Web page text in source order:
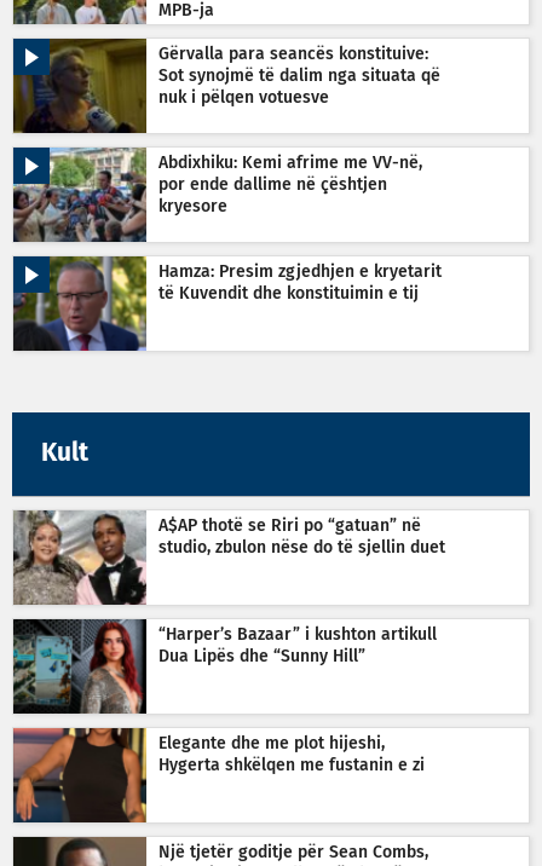
MPB-ja
Gërvalla para seancës konstituive:
Sot synojmë të dalim nga situata që
nuk i pëlqen votuesve
Abdixhiku: Kemi afrime me VV-në,
por ende dallime në çështjen
kryesore
Hamza: Presim zgjedhjen e kryetarit
të Kuvendit dhe konstituimin e tij
Kult
A$AP thotë se Riri po “gatuan” në
studio, zbulon nëse do të sjellin duet
“Harper’s Bazaar” i kushton artikull
Dua Lipës dhe “Sunny Hill”
Elegante dhe me plot hijeshi,
Hygerta shkëlqen me fustanin e zi
Një tjetër goditje për Sean Combs,